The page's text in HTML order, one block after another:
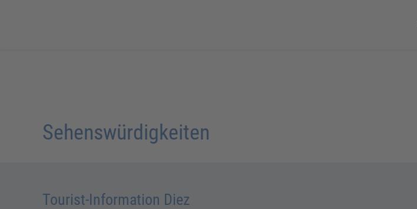
Sehenswürdigkeiten
Tourist-Information Diez